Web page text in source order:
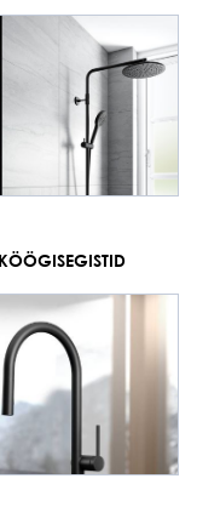
KÖÖGISEGISTID